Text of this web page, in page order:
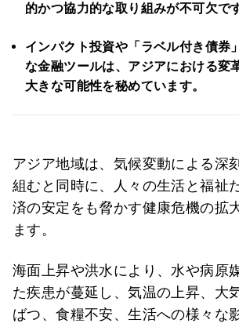
的かつ協力的な取り組みが不可欠で
インパクト投資や「ラベル付き債券
な金融ツールは、アジアにおける変
大きな可能性を秘めています。
アジア地域は、気候変動による深
組むと同時に、人々の生活と福祉
済の安定をも脅かす健康危機の拡
ます。
海面上昇や洪水により、水や病原
た疾患が蔓延し、気温の上昇、大
ばつ、食糧不安、生活への様々な